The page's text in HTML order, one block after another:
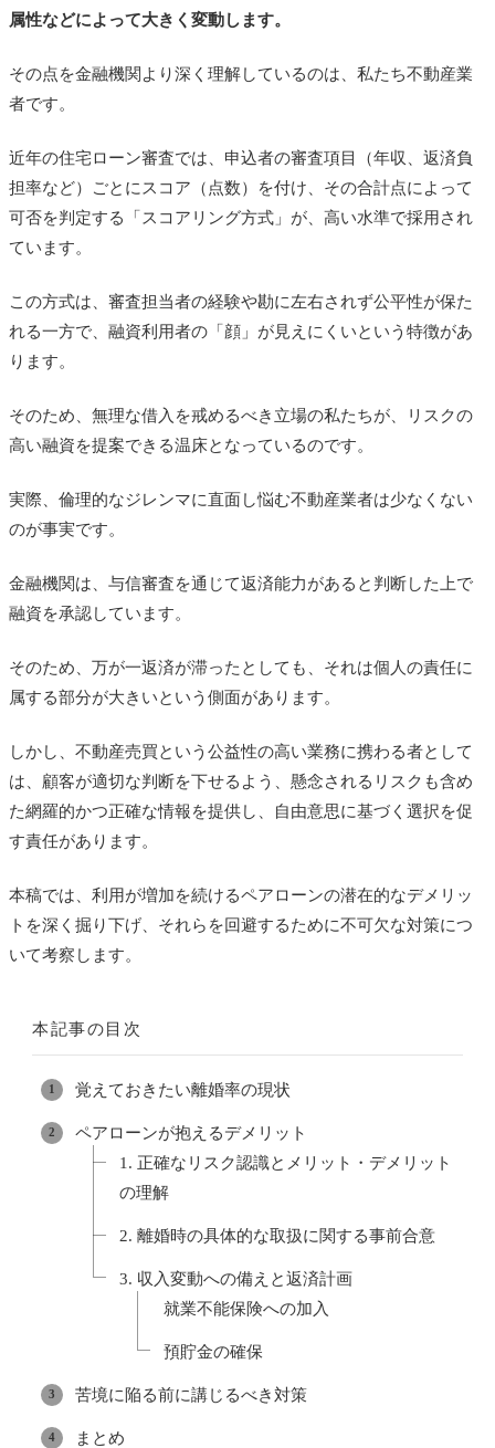
属性などによって大きく変動します。
その点を金融機関より深く理解しているのは、私たち不動産業
者です。
近年の住宅ローン審査では、申込者の審査項目（年収、返済負
担率など）ごとにスコア（点数）を付け、その合計点によって
可否を判定する「スコアリング方式」が、高い水準で採用され
ています。
この方式は、審査担当者の経験や勘に左右されず公平性が保た
れる一方で、融資利用者の「顔」が見えにくいという特徴があ
ります。
そのため、無理な借入を戒めるべき立場の私たちが、リスクの
高い融資を提案できる温床となっているのです。
実際、倫理的なジレンマに直面し悩む不動産業者は少なくない
のが事実です。
金融機関は、与信審査を通じて返済能力があると判断した上で
融資を承認しています。
そのため、万が一返済が滞ったとしても、それは個人の責任に
属する部分が大きいという側面があります。
しかし、不動産売買という公益性の高い業務に携わる者として
は、顧客が適切な判断を下せるよう、懸念されるリスクも含め
た網羅的かつ正確な情報を提供し、自由意思に基づく選択を促
す責任があります。
本稿では、利用が増加を続けるペアローンの潜在的なデメリッ
トを深く掘り下げ、それらを回避するために不可欠な対策につ
いて考察します。
本記事の目次
覚えておきたい離婚率の現状
ペアローンが抱えるデメリット
1. 正確なリスク認識とメリット・デメリット
の理解
2. 離婚時の具体的な取扱に関する事前合意
3. 収入変動への備えと返済計画
就業不能保険への加入
預貯金の確保
苦境に陥る前に講じるべき対策
まとめ